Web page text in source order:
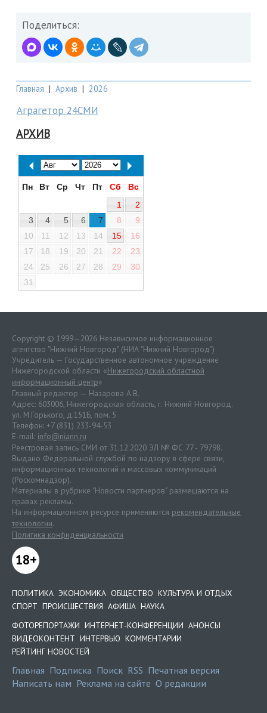
Поделиться:
Главная | Архив | 2026
Аграгетор 24СМИ
АРХИВ
Пн Вт Ср Чт Пт Сб
Вс
1
2
3
4 5 6 7 8
9
10
11 12 13 14 15
16
17
18 19 20 21 22
23
24
25 26 27 28 29
30
31
Copyright © 1999—2026 Независимое информационное
агентство "Нижний Новгород" (НИА "Нижний Новгород")
Учредитель — Государственное автономное учреждение
Нижегородской области «Нижегородский областной
информационный центр»
Главный редактор — Назарова А.В.
Адрес: 603006, Нижегородская область, г. Нижний Новгород.
ул. М.Горького, д.151Б, пом. 5
Телефон: +7 (831) 233-94-53
E-mail: info@niann.ru
Реестровая запись СМИ от 31.12.2020 ЭЛ № ФС 77 - 79798.
Выдано Федеральной службой по надзору в сфере связи,
информационных технологий и массовых коммуникаций
(Роскомнадзор).
Материалы в рубрике "Новости партнеров" размещаются на
правах рекламы.
На информационном ресурсе применяются рекомендательные
технологии.
Политика конфиденциальности
18+
ПОЛИТИКА ЭКОНОМИКА ОБЩЕСТВО КУЛЬТУРА И ОТДЫХ
СПОРТ ПРОИСШЕСТВИЯ АФИША НАУКА
ФОТОРЕПОРТАЖИ ИНТЕРНЕТ-КОНФЕРЕНЦИИ АНОНСЫ
ВИДЕОКОНТЕНТ ИНТЕРВЬЮ КОММЕНТАРИИ
РЕЙТИНГ НОВОСТЕЙ
Главная Подписка Поиск RSS Печатная версия
Написать нам Реклама на сайте О редакции